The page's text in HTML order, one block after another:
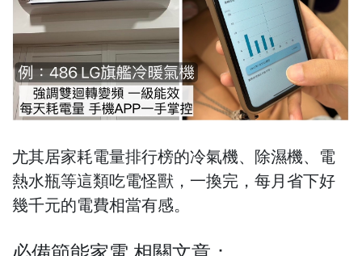
尤其居家耗電量排行榜的冷氣機、除濕機、電
熱水瓶等這類吃電怪獸，一換完，每月省下好
幾千元的電費相當有感。